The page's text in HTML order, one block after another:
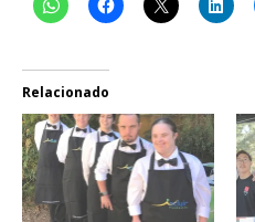
Relacionado